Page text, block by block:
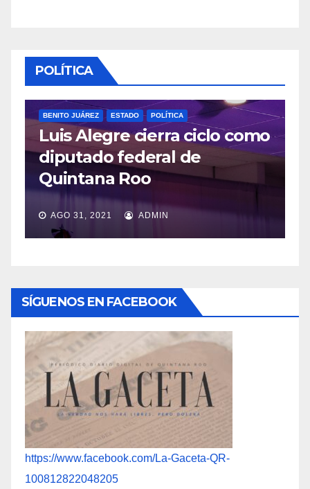
POLÍTICA
BENITO JUÁREZ ESTADO POLÍTICA
Luis Alegre cierra ciclo como
diputado federal de
Quintana Roo
AGO 31, 2021 ADMIN
SÍGUENOS EN FACEBOOK
https://www.facebook.com/La-Gaceta-QR-
100812822048205